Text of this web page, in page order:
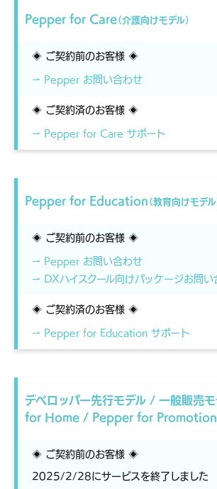
Pepper for Care（介護向けモデル）
◈ ご契約前のお客様 ◈
⇀ Pepper お問い合わせ
◈ ご契約済のお客様 ◈
⇀ Pepper for Care サポート
Pepper for Education （教育向けモデル
◈ ご契約前のお客様 ◈
⇀ Pepper お問い合わせ
⇀ DXハイスクール向けパッケージお問い
◈ ご契約済のお客様 ◈
⇀ Pepper for Education サポート
デベロッパー先行モデル / 一般販売
for Home / Pepper for Promotion
◈ ご契約前のお客様 ◈
2025/2/28にサービスを終了しました